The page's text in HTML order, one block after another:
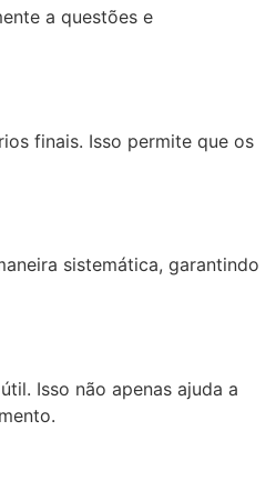
a questões e
finais. Isso permite que os
sistemática, garantindo
Isso não apenas ajuda a